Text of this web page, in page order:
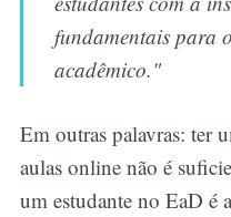
fundamentais para
acadêmico."
Em outras palavras: ter
aulas online não é
um estudante no EaD é